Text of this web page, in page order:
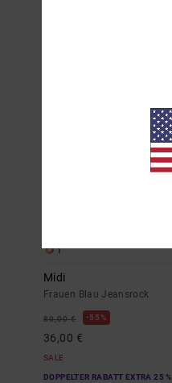
1
Midi
Frauen Blau Jeansrock
80,00 € 55%
36,00 €
SALE
DOPPELTER RABATT EXTRA 25 %